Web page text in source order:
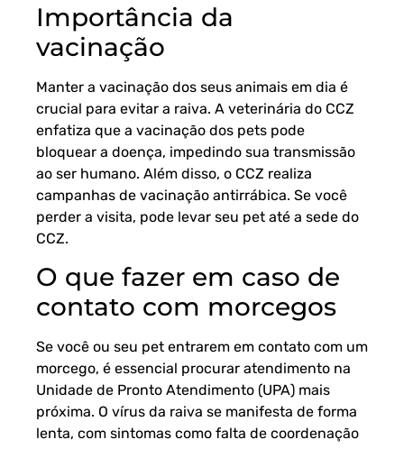
Importância da
vacinação
Manter a vacinação dos seus animais em dia é
crucial para evitar a raiva. A veterinária do CCZ
enfatiza que a vacinação dos pets pode
bloquear a doença, impedindo sua transmissão
ao ser humano. Além disso, o CCZ realiza
campanhas de vacinação antirrábica. Se você
perder a visita, pode levar seu pet até a sede do
CCZ.
O que fazer em caso de
contato com morcegos
Se você ou seu pet entrarem em contato com um
morcego, é essencial procurar atendimento na
Unidade de Pronto Atendimento (UPA) mais
próxima. O vírus da raiva se manifesta de forma
lenta, com sintomas como falta de coordenação